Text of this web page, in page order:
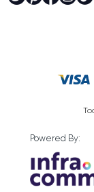
Powered By: